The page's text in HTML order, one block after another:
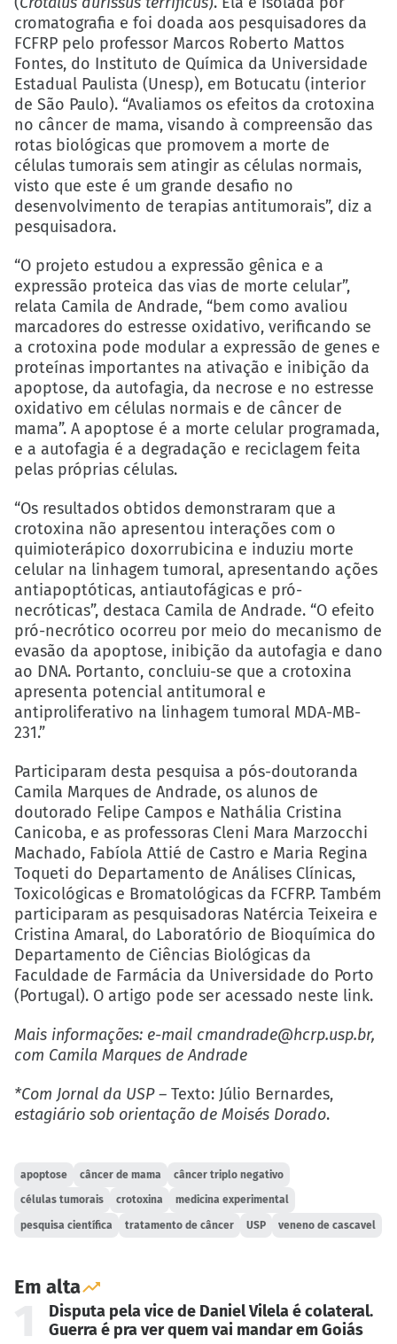
cromatografia e foi doada aos pesquisadores da
FCFRP pelo professor Marcos Roberto Mattos
Fontes, do Instituto de Química da Universidade
Estadual Paulista (Unesp), em Botucatu (interior
de São Paulo). “Avaliamos os efeitos da crotoxina
no câncer de mama, visando à compreensão das
rotas biológicas que promovem a morte de
células tumorais sem atingir as células normais,
visto que este é um grande desafio no
desenvolvimento de terapias antitumorais”, diz a
pesquisadora.
“O projeto estudou a expressão gênica e a
expressão proteica das vias de morte celular”,
relata Camila de Andrade, “bem como avaliou
marcadores do estresse oxidativo, verificando se
a crotoxina pode modular a expressão de genes e
proteínas importantes na ativação e inibição da
apoptose, da autofagia, da necrose e no estresse
oxidativo em células normais e de câncer de
mama”. A apoptose é a morte celular programada,
e a autofagia é a degradação e reciclagem feita
pelas próprias células.
“Os resultados obtidos demonstraram que a
crotoxina não apresentou interações com o
quimioterápico doxorrubicina e induziu morte
celular na linhagem tumoral, apresentando ações
antiapoptóticas, antiautofágicas e pró-
necróticas”, destaca Camila de Andrade. “O efeito
pró-necrótico ocorreu por meio do mecanismo de
evasão da apoptose, inibição da autofagia e dano
ao DNA. Portanto, concluiu-se que a crotoxina
apresenta potencial antitumoral e
antiproliferativo na linhagem tumoral MDA-MB-
231.”
Participaram desta pesquisa a pós-doutoranda
Camila Marques de Andrade, os alunos de
doutorado Felipe Campos e Nathália Cristina
Canicoba, e as professoras Cleni Mara Marzocchi
Machado, Fabíola Attié de Castro e Maria Regina
Toqueti do Departamento de Análises Clínicas,
Toxicológicas e Bromatológicas da FCFRP. Também
participaram as pesquisadoras Natércia Teixeira e
Cristina Amaral, do Laboratório de Bioquímica do
Departamento de Ciências Biológicas da
Faculdade de Farmácia da Universidade do Porto
(Portugal). O artigo pode ser acessado neste link.
Mais informações: e-mail cmandrade@hcrp.usp.br,
com Camila Marques de Andrade
*Com Jornal da USP – Texto: Júlio Bernardes,
estagiário sob orientação de Moisés Dorado.
apoptose câncer de mama câncer triplo negativo
células tumorais crotoxina medicina experimental
pesquisa científica tratamento de câncer USP veneno de cascavel
Em alta
Disputa pela vice de Daniel Vilela é colateral.
Guerra é pra ver quem vai mandar em Goiás